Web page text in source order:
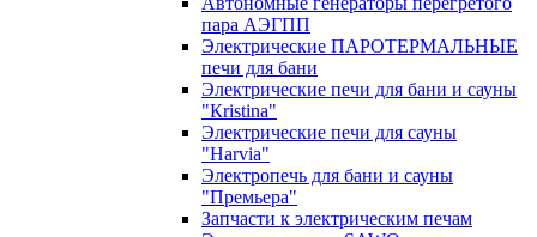
пара АЭГПП
Электрические ПАРОТЕРМАЛЬНЫЕ
печи для бани
Электрические печи для бани и сауны
"Кristina"
Электрические печи для сауны
"Harvia"
Электропечь для бани и сауны
"Премьера"
Запчасти к электрическим печам